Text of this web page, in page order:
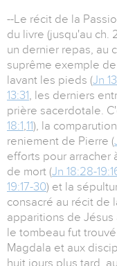
--Le récit de la
du livre (jusqu'au ch.
un dernier repas, au
suprême exemple
lavant les pieds (Jn
13:31, les derniers
prière sacerdotale.
18:1,11), la
reniement de Pierre (
efforts pour arracher
de mort (Jn 18:28-
19:17-30) et la
consacré au récit de
apparitions de Jésus
le tombeau fut
Magdala et aux
huit jours plus tard,